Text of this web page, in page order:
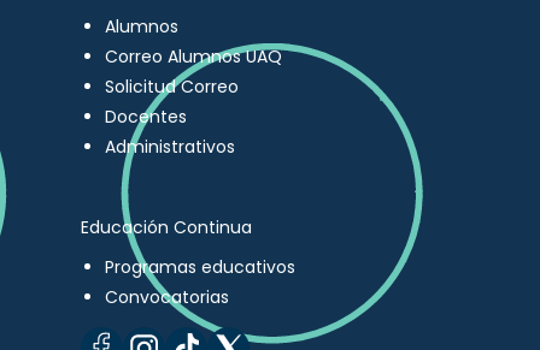
Alumnos
Correo Alumnos UAQ
Solicitud Correo
Docentes
Administrativos
Educación Continua
Programas educativos
Convocatorias